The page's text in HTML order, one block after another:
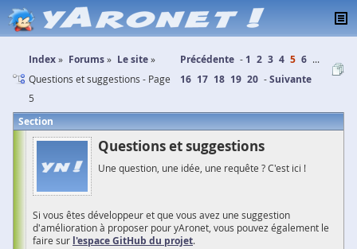
Index Forums Le site
Questions et suggestions - Page
5
Précédente 1 2 3 4 5 6 ...
16 17 18 19 20 Suivante
Section
Questions et suggestions
Une question, une idée, une requête ? C'est ici !
Si vous êtes développeur et que vous avez une suggestion
d'amélioration à proposer pour yAronet, vous pouvez également le
faire sur l'espace GitHub du projet.